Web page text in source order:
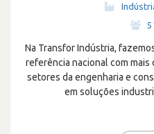
Na Transfor Indústria,
referência nacional com
setores da engenharia e
em soluções